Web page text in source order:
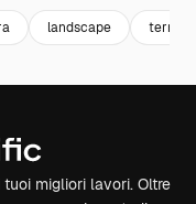
landscape terreno
migliori lavori. Oltre